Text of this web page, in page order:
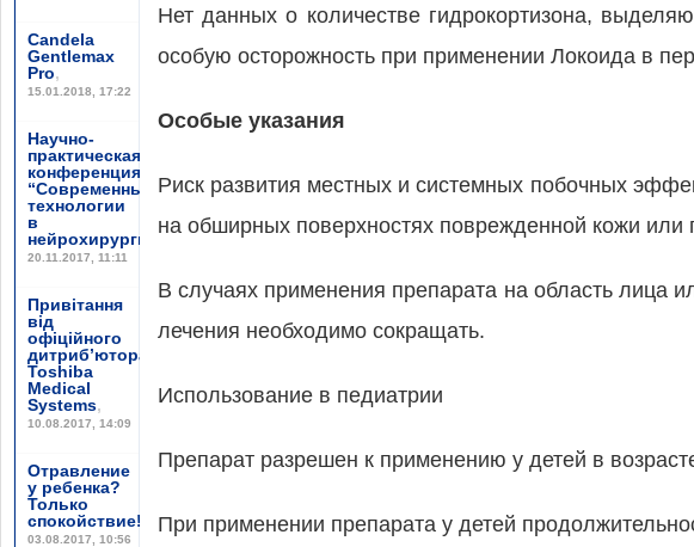
Candela
Gentlemax
Pro,
15.01.2018, 17:22
Научно-
практическая
конференция
“Современные
технологии
в
нейрохирургии”,
20.11.2017, 11:11
Привітання
від
офіційного
дитриб’ютора
Toshiba
Medical
Systems,
10.08.2017, 14:09
Отравление
у ребенка?
Только
спокойствие!
03.08.2017, 10:56
Нет данных о количестве гидрокортизона,
особую осторожность при применении Локоида в
Особые указания
Риск развития местных и системных побочных
на обширных поверхностях поврежденной кожи или
В случаях применения препарата на область лица
лечения необходимо сокращать.
Использование в педиатрии
Препарат разрешен к применению у детей в
При применении препарата у детей